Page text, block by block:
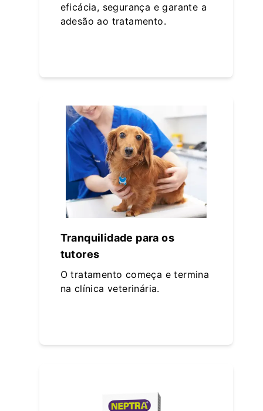
eficácia, segurança e garante a
adesão ao tratamento.
Tranquilidade para os
tutores
O tratamento começa e termina
na clínica veterinária.